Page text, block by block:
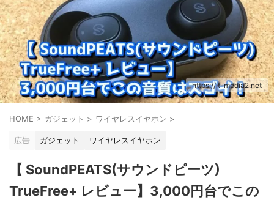
https://it-media2.net
HOME > ガジェット > ワイヤレスイヤホン >
広告 ガジェット ワイヤレスイヤホン
【 SoundPEATS(サウンドピーツ)
TrueFree+ レビュー】3,000円台でこの